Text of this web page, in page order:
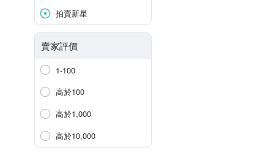
拍賣新星
賣家評價
1-100
高於100
高於1,000
高於10,000